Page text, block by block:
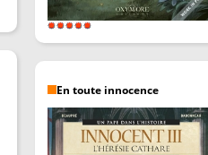
En toute innocence